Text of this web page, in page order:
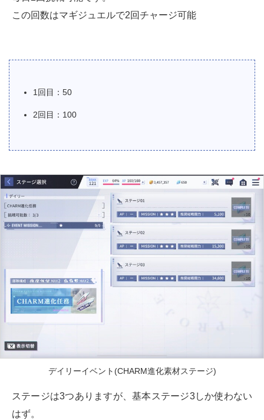
この回数はマギジュエルで2回チャージ可能
1回目：50
2回目：100
デイリーイベント(CHARM進化素材ステージ)
ステージは3つありますが、基本ステージ3しか使わない
はず。